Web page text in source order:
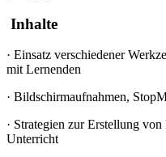
Inhalte
· Einsatz verschiedener
mit Lernenden
· Bildschirmaufnahmen,
· Strategien zur Erstellung
Unterricht